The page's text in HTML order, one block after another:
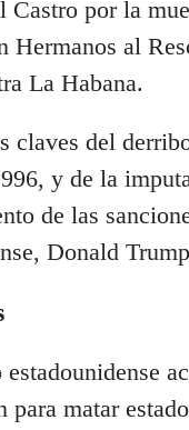
Castro por la
Hermanos al
La Habana.
claves del
y de la
de las
Donald
para matar